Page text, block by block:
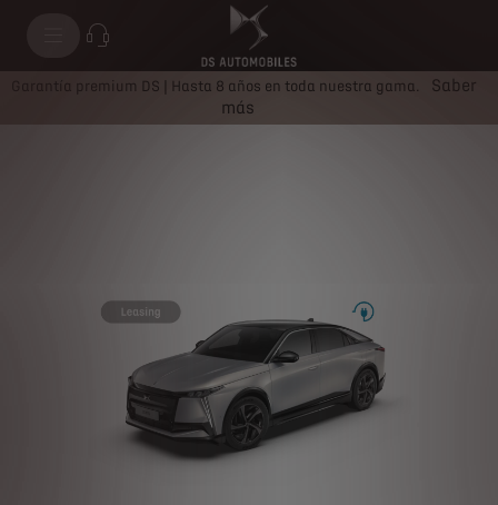
Garantía premium DS | Hasta 8 años en toda nuestra gama.
Saber
más
Nº8